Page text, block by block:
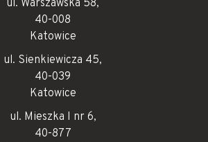
ul. Warszawska 58,
40-008
Katowice
ul. Sienkiewicza 45,
40-039
Katowice
ul. Mieszka I nr 6,
40-877